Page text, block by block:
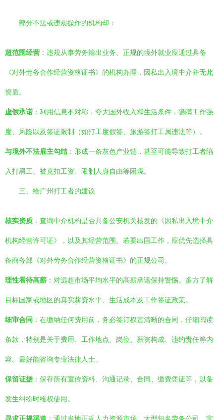
部分不法或违规操作的机构却：
超范围经营 ：违规从事劳务输出业务。正规的境外就业应通过具备
《对外劳务合作经营资格证书》的机构办理，因私出入境中介并无此
资质。
虚假承诺 ：利用信息不对称，夸大国外收入和生活条件，隐瞒工作强
度、风险以及签证限制（如打工度假签、旅游签打工属违法等）。
与境外不法雇主勾结 ：形成一条灰色产业链，甚至可能导致打工者陷
入打黑工、被克扣工资、限制人身自由等困境。
三、给广州打工者的建议
核实资质 ：查询中介机构是否具备公安机关核发的《因私出入境中介
机构经营许可证》，以及其经营范围。若要出国工作，应优先选择具
备商务部《对外劳务合作经营资格证书》的正规公司。
理性看待高薪 ：对远超市场平均水平的高薪承诺保持警惕。多方了解
目标国家或地区的真实薪资水平、生活成本及工作签证政策。
细审合同 ：在缴纳任何费用前，务必签订权责清晰的合同，仔细阅读
条款，特别是关于费用、工作地点、岗位、薪资构成、违约责任等内
容。最好能咨询专业法律人士。
保留证据 ：保存所有宣传资料、沟通记录、合同、缴费凭证等，以备
发生纠纷时维权使用。